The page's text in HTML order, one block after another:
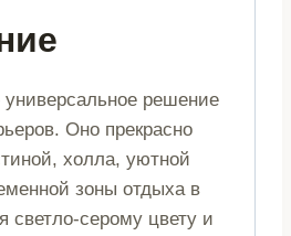
решение
Оно прекрасно
холла, уютной
зоны отдыха в
светло-серому цвету и